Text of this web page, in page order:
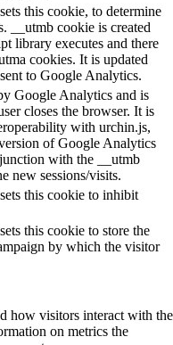
this cookie, to determine
__utmb cookie is created
library executes and there
cookies. It is updated
to Google Analytics.
Google Analytics and is
closes the browser. It is
with urchin.js,
of Google Analytics
with the __utmb
new sessions/visits.
this cookie to inhibit
this cookie to store the
by which the visitor
how visitors interact with the
on metrics the